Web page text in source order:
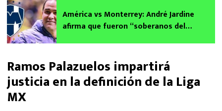
América vs Monterrey: André Jardine
afirma que fueron “soberanos del
Ramos Palazuelos impartirá
justicia en la definición de la Liga
MX